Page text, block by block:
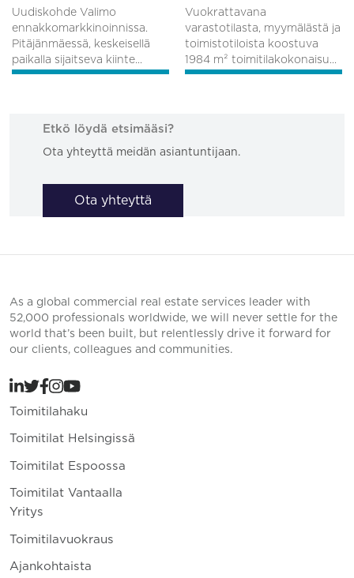
Uudiskohde Valimo
ennakkomarkkinoinnissa.
Pitäjänmäessä, keskeisellä
paikalla sijaitseva kiinte...
Vuokrattavana
varastotilasta, myymälästä ja
toimistotiloista koostuva
1984 m² toimitilakokonaisu...
Etkö löydä etsimääsi?
Ota yhteyttä meidän asiantuntijaan.
Ota yhteyttä
As a global commercial real estate services leader with
52,000 professionals worldwide, we will never settle for the
world that’s been built, but relentlessly drive it forward for
our clients, colleagues and communities.
Toimitilahaku
Toimitilat Helsingissä
Toimitilat Espoossa
Toimitilat Vantaalla
Yritys
Toimitilavuokraus
Ajankohtaista